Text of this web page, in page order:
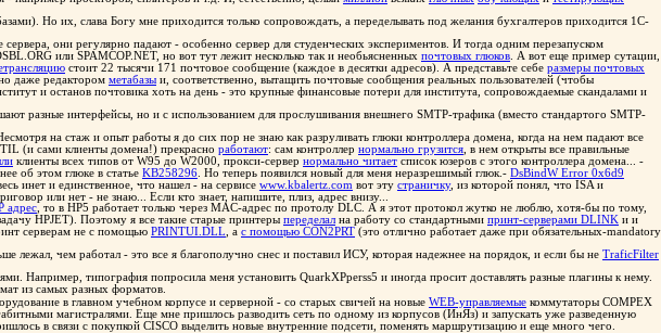
Но их, слава Богу мне приходится только сопровождать, а переделывать под желания бухгалтеров приходится 1С-
они регулярно падают - особенно сервер для студенческих экспериментов. И тогда одним перезапуском
или SPAMCOP.NET, но вот тут лежит несколько так и необьясненных почтовых глюков . А вот еще пример сутации,
стоит 22 тысячи 171 почтовое сообщение (каждое в десятки адресов). А представьте себе размеры почтовых
даже редактором метабазы и, соответственно, вытащить почтовые сообщения реальных пользователей (чтобы
и останов почтовика хоть на день - это крупные финансовые потери для института, сопровождаемые скандалами и
разные интерфейсы, но и с использованием для прослушивания внешнего SMTP-трафика (вместо стандартого SMTP-
на стаж и опыт работы я до сих пор не знаю как разруливать глюки контроллера домена, когда на нем падают все
(и сами клиенты домена!) прекрасно работают: сам контроллер нормально грузится , в нем открыты все правильные
клиенты всех типов от W95 до W2000, прокси-сервер нормально читает список юзеров с этого контроллера домена... -
об этом глюке в статье KB258296 . Но теперь появился новый для меня неразрешимый глюк.- DsBindW Error 0x6d9
инет и единственное, что нашел - на сервисе www.kbalertz.com вот эту страничку, из которой понял, что ISA и
или нет - не знаю... Если кто знает, напишите, плиз, адрес внизу...
адрес , то в HP5 работает только через MAC-адрес по протолу DLC. А я этот протокол жутко не люблю, хотя-бы по тому,
HPJET). Поэтому я все такие старые принтеры переделал на работу со стандартными принт-серверами DLINK и и
серверам не с помощью PRINTUI.DLL , а с помощью CON2PRT (это отлично работает даже при обязательных-mandatory
лежал, чем работал - это все я благополучно снес и поставил ИСУ, которая надежнее на порядок, и если бы не TraficFilter
Например, типография попросила меня установить QuarkXPperss5 и иногда просит доставлять разные плагины к нему.
из самых разных форматов.
в главном учебном корпусе и серверной - со старых свичей на новые WEB-управляемые коммутаторы COMPEX
магистралями. Еще мне пришлось разводить сеть по одному из корпусов (ИнЯз) и запускать уже разведенную
в связи с покупкой CISCO выделить новые внутренние подсети, поменять маршрутизацию и еще много чего.